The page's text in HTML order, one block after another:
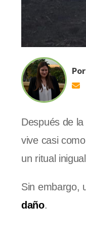
Por
Después de
vive casi
un ritual
Sin embargo,
daño.